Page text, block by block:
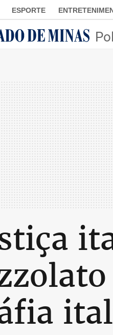
ESPORTE